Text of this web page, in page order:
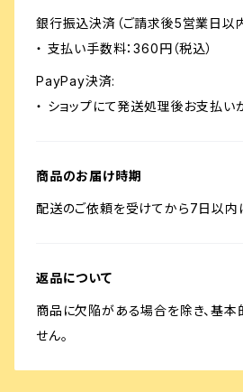
銀行振込決済（ご請求後5営業日以内
・ 支払い手数料：360円（税込）
PayPay決済:
・ ショップにて発送処理後お支払い
商品のお届け時期
配送のご依頼を受けてから7日以内
返品について
商品に欠陥がある場合を除き、基
せん。